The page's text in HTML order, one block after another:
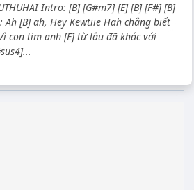
Intro: [B] [G#m7] [E] [B] [F#] [B]
Ah [B] ah, Hey Kewtiie Hah chẳng biết
con tim anh [E] từ lâu đã khác với